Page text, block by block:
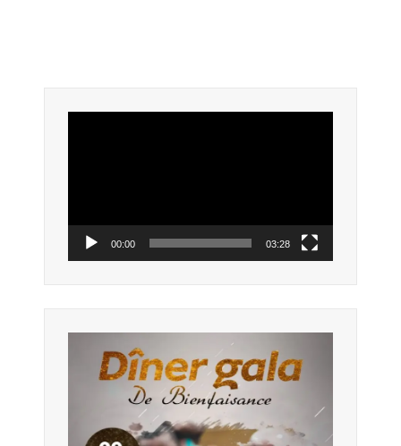
00:00 03:28